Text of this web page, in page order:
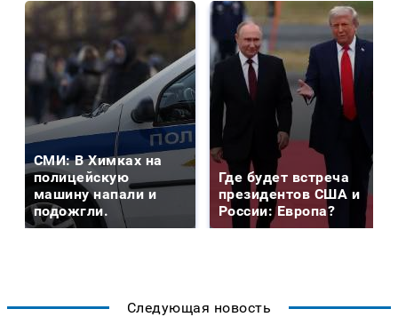
СМИ: В Химках на
полицейскую
машину напали и
подожгли.
Где будет встреча
президентов США и
России: Европа?
Следующая новость